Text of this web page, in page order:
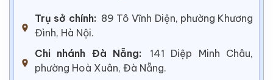
Trụ sở chính: 89 Tô Vĩnh Diện, phường Khương
Đình, Hà Nội.
Chi nhánh Đà Nẵng:
141 Diệp Minh Châu,
phường Hoà Xuân, Đà Nẵng.